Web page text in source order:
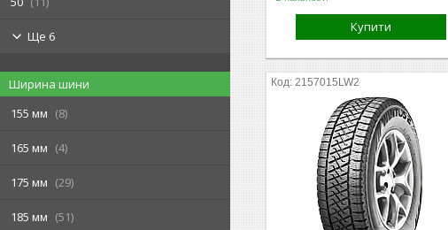
Ще 6
Ширина шини
155 мм
8
165 мм 4
175 мм 29
185 мм 51
Купити
2157015LW2